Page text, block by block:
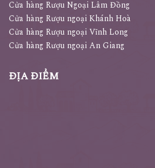
Cửa hàng Rượu Ngoại Lâm Đồng
Cửa hàng Rượu ngoại Khánh Hoà
Cửa hàng Rượu ngoại Vĩnh Long
Cửa hàng Rượu ngoại An Giang
ĐỊA ĐIỂM